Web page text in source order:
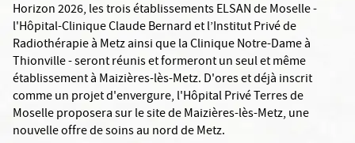
Horizon 2026, les trois établissements ELSAN de Moselle -
l'Hôpital-Clinique Claude Bernard et l’Institut Privé de
Radiothérapie à Metz ainsi que la Clinique Notre-Dame à
Thionville - seront réunis et formeront un seul et même
établissement à Maizières-lès-Metz. D'ores et déjà inscrit
comme un projet d'envergure, l'Hôpital Privé Terres de
Moselle proposera sur le site de Maizières-lès-Metz, une
nouvelle offre de soins au nord de Metz.